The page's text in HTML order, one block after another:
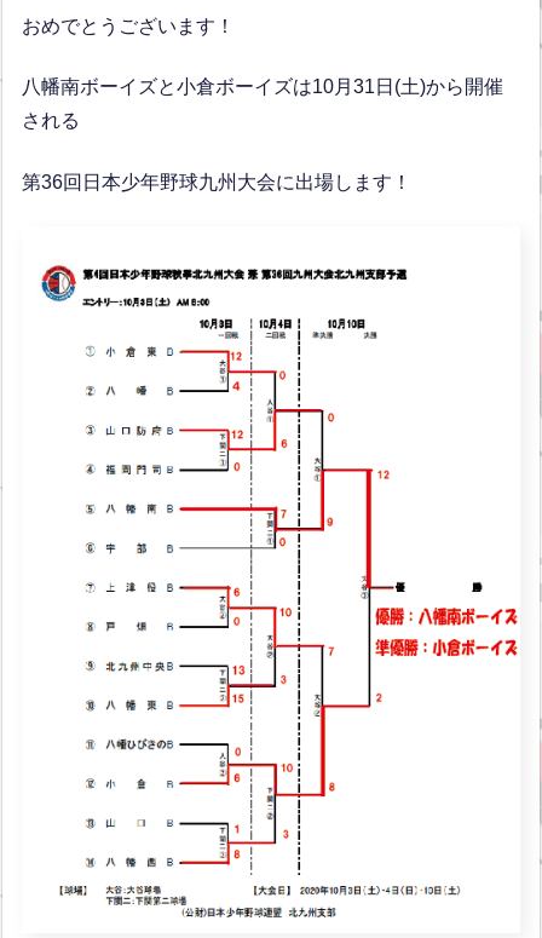
おめでとうございます！
八幡南ボーイズと小倉ボーイズは10月31日(土)から開催
される
第36回日本少年野球九州大会に出場します！